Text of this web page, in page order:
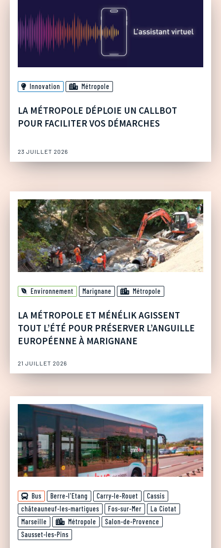
Innovation Métropole
LA MÉTROPOLE DÉPLOIE UN CALLBOT
POUR FACILITER VOS DÉMARCHES
23 JUILLET 2026
Environnement Marignane Métropole
LA MÉTROPOLE ET MÉNÉLIK AGISSENT
TOUT L’ÉTÉ POUR PRÉSERVER L’ANGUILLE
EUROPÉENNE À MARIGNANE
21 JUILLET 2026
Bus Berre-l'Etang Carry-le-Rouet
Cassis
châteauneuf-les-martigues
Fos-sur-Mer
La Ciotat
Marseille
Métropole
Salon-de-Provence
Sausset-les-Pins